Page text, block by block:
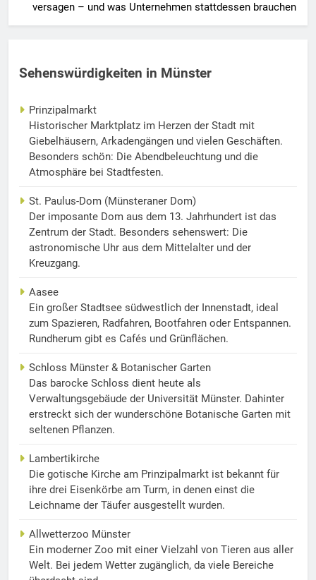
versagen – und was Unternehmen stattdessen brauchen
Sehenswürdigkeiten in Münster
Prinzipalmarkt
Historischer Marktplatz im Herzen der Stadt mit
Giebelhäusern, Arkadengängen und vielen Geschäften.
Besonders schön: Die Abendbeleuchtung und die
Atmosphäre bei Stadtfesten.
St. Paulus-Dom (Münsteraner Dom)
Der imposante Dom aus dem 13. Jahrhundert ist das
Zentrum der Stadt. Besonders sehenswert: Die
astronomische Uhr aus dem Mittelalter und der
Kreuzgang.
Aasee
Ein großer Stadtsee südwestlich der Innenstadt, ideal
zum Spazieren, Radfahren, Bootfahren oder Entspannen.
Rundherum gibt es Cafés und Grünflächen.
Schloss Münster & Botanischer Garten
Das barocke Schloss dient heute als
Verwaltungsgebäude der Universität Münster. Dahinter
erstreckt sich der wunderschöne Botanische Garten mit
seltenen Pflanzen.
Lambertikirche
Die gotische Kirche am Prinzipalmarkt ist bekannt für
ihre drei Eisenkörbe am Turm, in denen einst die
Leichname der Täufer ausgestellt wurden.
Allwetterzoo Münster
Ein moderner Zoo mit einer Vielzahl von Tieren aus aller
Welt. Bei jedem Wetter zugänglich, da viele Bereiche